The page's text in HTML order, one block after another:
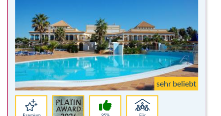
sehr beliebt